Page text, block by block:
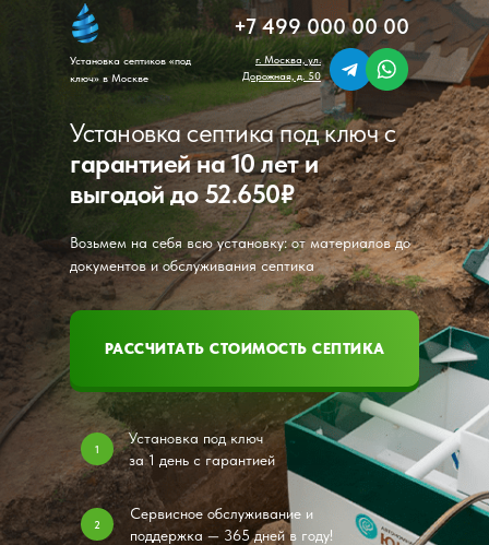
Установка септика под ключ с
гарантией на 10 лет и
выгодой до 52.650₽
Установка под ключ
за 1 день с гарантией
Сервисное обслуживание и
поддержка — 365 дней в году!
РАССЧИТАТЬ СТОИМОСТЬ СЕПТИКА
+7 499 000 00 00
Установка септиков «под
ключ» в Москве
г. Москва, ул.
Дорожная, д. 50
Возьмем на себя всю установку: от материалов до
документов и обслуживания септика
1
2